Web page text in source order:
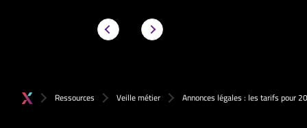
Ressources Veille métier Annonces légales : les tarifs pour